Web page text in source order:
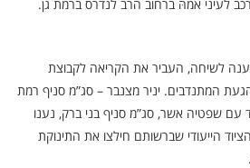
לעיני אמהּ ברחוב הרב לנדרס ברמת גן.
לשיחה, העביר את הקריאה לקבוצת
המתנדבים. יניר מצנבר – סג”מ סניף רמת
עם שפטיה אשר, סג”מ סניף בני ברק, נענו
הייעודי שברשותם חילצו את התינוקת